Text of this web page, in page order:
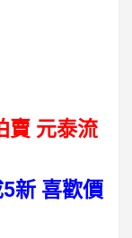
賣 元泰流
新 喜歡價